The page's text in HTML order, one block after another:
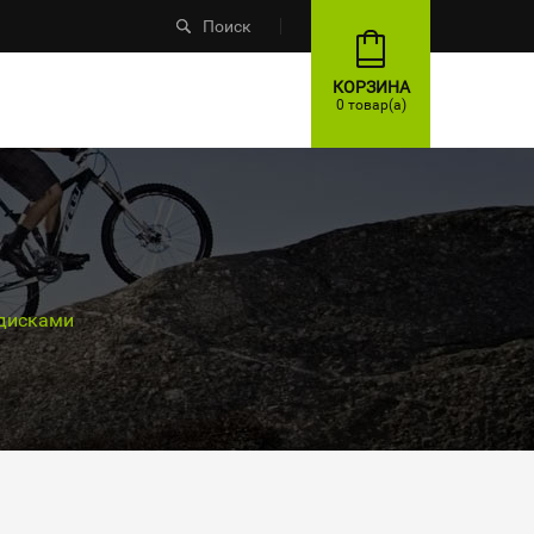
Поиск
КОРЗИНА
0 товар(а)